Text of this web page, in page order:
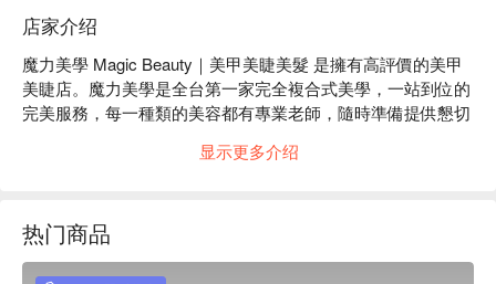
店家介绍
魔力美學 Magic Beauty｜美甲美睫美髮 是擁有高評價的美甲
美睫店。魔力美學是全台第一家完全複合式美學，一站到位的
完美服務，每一種類的美容都有專業老師，隨時準備提供懇切
魔力美學 Magic Beauty｜美甲美睫美髮 服務：美髮、美睫、
美甲、除毛、按摩、彩妝，總是零碎繁雜，魔力美學解決了這
显示更多介绍
热门商品